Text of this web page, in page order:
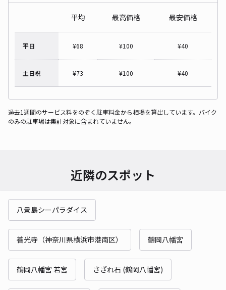
平均 最高価格 最安価格
平日 ¥68 ¥100 ¥40
土日祝 ¥73 ¥100 ¥40
過去1週間のサービス料をのぞく駐車料金から相場を算出しています。バイク
のみの駐車場は集計対象に含まれていません。
近隣のスポット
八景島シーパラダイス
善光寺（神奈川県横浜市港南区） 鶴岡八幡宮
鶴岡八幡宮 若宮 さざれ石 (鶴岡八幡宮)